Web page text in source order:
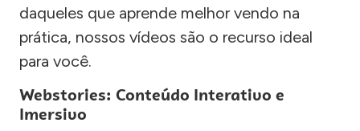
daqueles que aprende melhor vendo na
prática, nossos vídeos são o recurso ideal
para você.
Webstories: Conteúdo Interativo e
Imersivo